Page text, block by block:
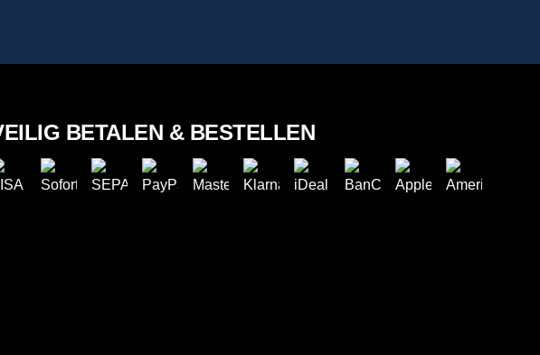
BETALEN & BESTELLEN